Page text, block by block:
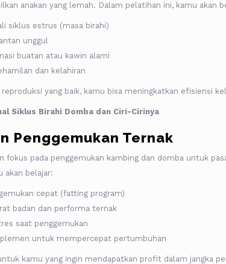
anakan yang lemah. Dalam pelatihan ini, kamu akan
siklus estrus (masa birahi)
unggul
buatan atau kawin alami
dan kelahiran
reproduksi yang baik, kamu bisa meningkatkan efisiensi
Siklus Birahi Domba dan Ciri-Cirinya
Penggemukan Ternak
fokus pada penggemukan kambing dan domba untuk
akan belajar:
cepat (fatting program)
badan dan performa ternak
saat penggemukan
untuk mempercepat pertumbuhan
kamu yang ingin mendapatkan profit dalam jangka